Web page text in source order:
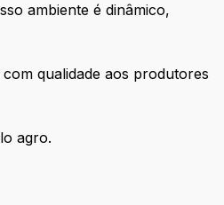
ambiente é dinâmico,
qualidade aos produtores
agro.